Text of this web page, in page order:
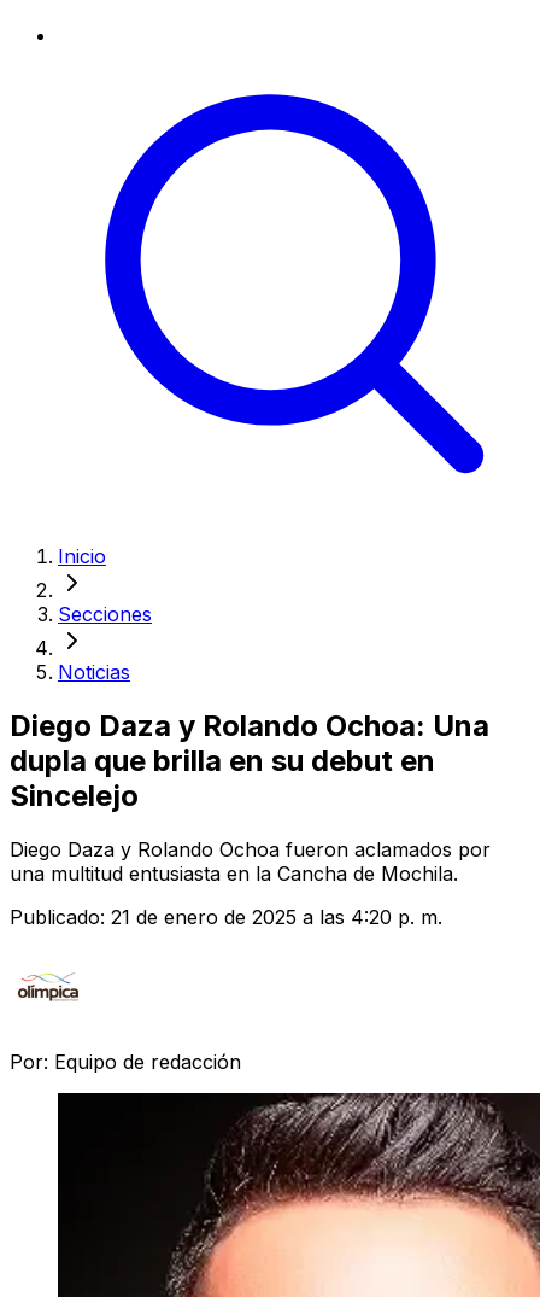
Inicio
Secciones
Noticias
Diego Daza y Rolando Ochoa: Una
dupla que brilla en su debut en
Sincelejo
Diego Daza y Rolando Ochoa fueron aclamados por
una multitud entusiasta en la Cancha de Mochila.
Publicado: 21 de enero de 2025 a las 4:20 p. m.
Por: Equipo de redacción